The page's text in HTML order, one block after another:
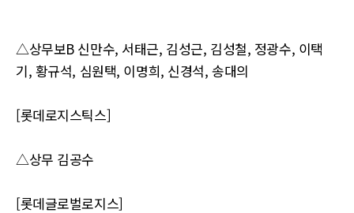
△상무보B 신만수, 서태근, 김성근, 김성철, 정광수, 이택
기, 황규석, 심원택, 이명희, 신경석, 송대의
[롯데로지스틱스]
△상무 김공수
[롯데글로벌로지스]